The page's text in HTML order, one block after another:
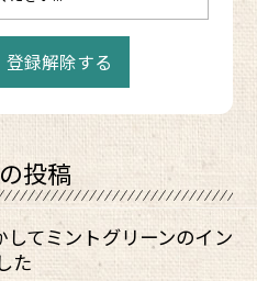
の投稿
てミントグリーンのイン
た